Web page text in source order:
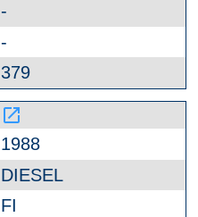
-
-
379
launch
1988
DIESEL
FI